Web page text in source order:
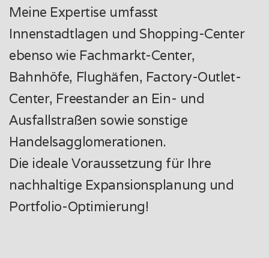
Meine Expertise umfasst
Innenstadtlagen und Shopping-Center
ebenso wie Fachmarkt-Center,
Bahnhöfe, Flughäfen, Factory-Outlet-
Center, Freestander an Ein- und
Ausfallstraßen sowie sonstige
Handelsagglomerationen.
Die ideale Voraussetzung für Ihre
nachhaltige Expansionsplanung und
Portfolio-Optimierung!